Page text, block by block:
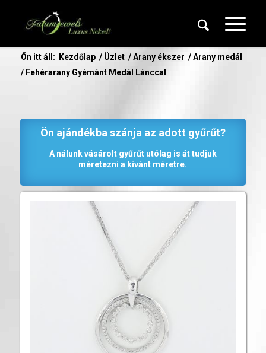
Ön itt áll: Kezdőlap / Üzlet / Arany ékszer / Arany medál
/ Fehérarany Gyémánt Medál Lánccal
Ön ajándékba szánja az adott gyűrűt?
A nálunk vásárolt gyűrűt utólag is át tudjuk
méretezni a kívánt méretre.